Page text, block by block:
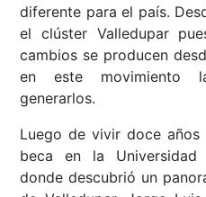
diferente para el país.
el clúster Valledupar
cambios se producen
en este movimiento
generarlos.
Luego de vivir doce años
beca en la Universidad
donde descubrió un